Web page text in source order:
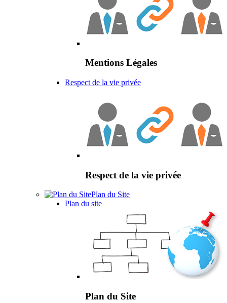
Mentions Légales
Respect de la vie privée
Respect de la vie privée
Plan du Site
Plan du site
Plan du Site